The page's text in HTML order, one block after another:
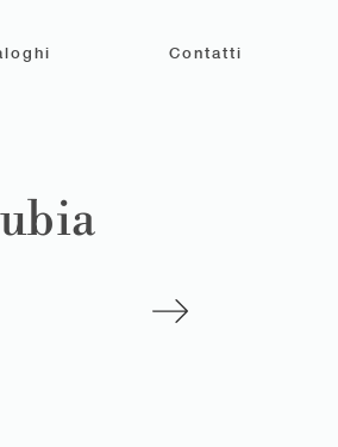
Contatti